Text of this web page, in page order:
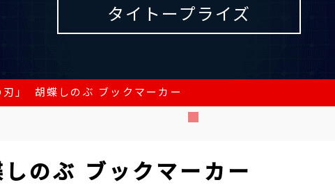
タイトープライズ
刃」 胡蝶しのぶ ブックマーカー
のぶ ブックマーカー